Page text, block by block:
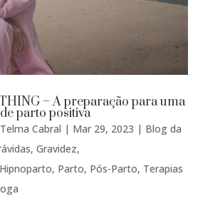
– A preparação para uma
parto positiva
Cabral | Mar 29, 2023 | Blog da
, Gravidez,
, Parto, Pós-Parto, Terapias